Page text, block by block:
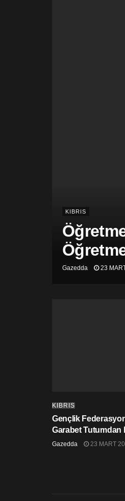
KIBRIS
Gazedda 23
KIBRIS
Gençlik
Garabet Tutumdan
Gazedda 23 MART